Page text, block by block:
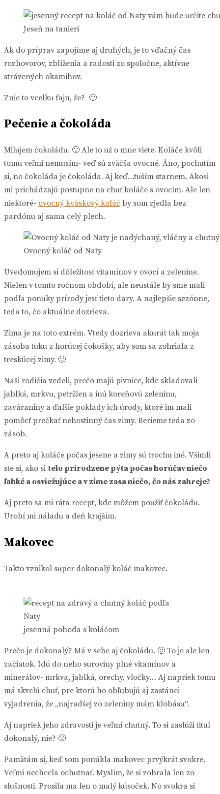
Jeseň na tanieri
Ak do príprav zapojíme aj druhých, je to vďačný čas
rozhovorov, zblíženia a radosti zo spoločne, aktívne
strávených okamihov.
Znie to vcelku fajn, že? 🙂
Pečenie a čokoláda
Milujem čokoládu. 🙂 Ale to už o mne viete. Koláče kvôli
tomu veľmi nemusím- veď sú zväčša ovocné. Áno, pochutím
si, no čokoláda je čokoláda. Aj keď…tuším starnem. Akosi
mi prichádzajú postupne na chuť koláče s ovocím. Ale len
niektoré- ovocný kváskový koláč by som zjedla bez
pardónu aj sama celý plech.
Ovocný koláč od Naty
Uvedomujem si dôležitosť vitamínov v ovocí a zelenine.
Nielen v tomto ročnom období, ale neustále by sme mali
podľa ponuky prírody jesť tieto dary. A najlepšie sezónne,
teda to, čo aktuálne dozrieva.
Zima je na toto extrém. Vtedy dozrieva akurát tak moja
zásoba tuku z horúcej čokošky, aby som sa zohriala z
treskúcej zimy. 🙂
Naši rodičia vedeli, prečo majú pivnice, kde skladovali
jablká, mrkvu, petržlen a inú koreňovú zeleninu,
zaváraniny a ďalšie poklady ich úrody, ktoré im mali
pomôcť prečkať nehostinný čas zimy. Berieme teda zo
zásob.
A preto aj koláče počas jesene a zimy sú trochu iné. Všimli
ste si, ako si telo prirodzene pýta počas horúčav niečo
ľahké a osviežujúce a v zime zasa niečo, čo nás zahreje?
Aj preto sa mi ráta recept, kde môžem použiť čokoládu.
Urobí mi náladu a deň krajším.
Makovec
Takto vznikol super dokonalý koláč makovec.
jesenná pohoda s koláčom
Prečo je dokonalý? Má v sebe aj čokoládu. 🙂 To je ale len
začiatok. Idú do neho suroviny plné vitamínov a
minerálov- mrkva, jablká, orechy, vločky… Aj napriek tomu
má skvelú chuť, pre ktorú ho obľubujú aj zastánci
vyjadrenia, že „najradšej zo zeleniny mám klobásu“.
Aj napriek jeho zdravosti je veľmi chutný. To si zaslúži titul
dokonalý, nie? 🙂
Pamätám si, keď som ponúkla makovec prvýkrát svokre.
Veľmi nechcela ochutnať. Myslím, že si zobrala len zo
slušnosti. Prosila ma len o malý kúsoček. No svokra si